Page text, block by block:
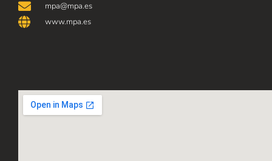
mpa@mpa.es
www.mpa.es